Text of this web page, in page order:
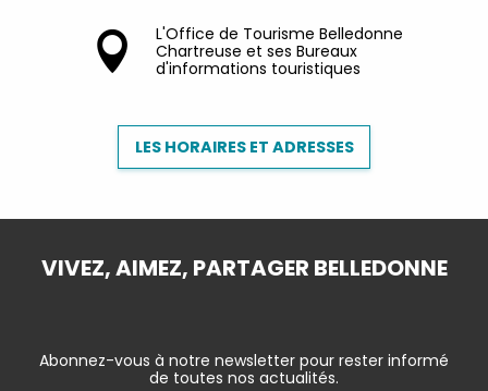
L'Office de Tourisme Belledonne
Chartreuse et ses Bureaux
d'informations touristiques
LES HORAIRES ET ADRESSES
VIVEZ, AIMEZ, PARTAGER BELLEDONNE
Abonnez-vous à notre newsletter pour rester informé
de toutes nos actualités.